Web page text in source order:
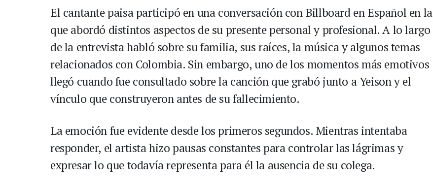
El cantante paisa participó en una conversación con Billboard en Español en la
que abordó distintos aspectos de su presente personal y profesional. A lo largo
de la entrevista habló sobre su familia, sus raíces, la música y algunos temas
relacionados con Colombia. Sin embargo, uno de los momentos más emotivos
llegó cuando fue consultado sobre la canción que grabó junto a Yeison y el
vínculo que construyeron antes de su fallecimiento.
La emoción fue evidente desde los primeros segundos. Mientras intentaba
responder, el artista hizo pausas constantes para controlar las lágrimas y
expresar lo que todavía representa para él la ausencia de su colega.